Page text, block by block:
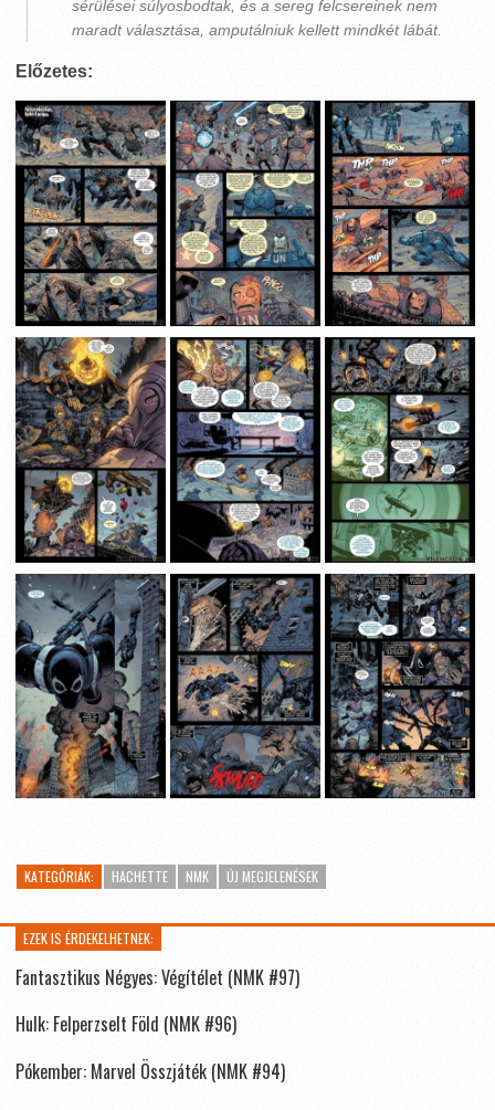
sérülései súlyosbodtak, és a sereg felcsereinek nem
maradt választása, amputálniuk kellett mindkét lábát.
Előzetes:
KATEGÓRIÁK: HACHETTE NMK ÚJ MEGJELENÉSEK
EZEK IS ÉRDEKELHETNEK:
Fantasztikus Négyes: Végítélet (NMK #97)
Hulk: Felperzselt Föld (NMK #96)
Pókember: Marvel Összjáték (NMK #94)